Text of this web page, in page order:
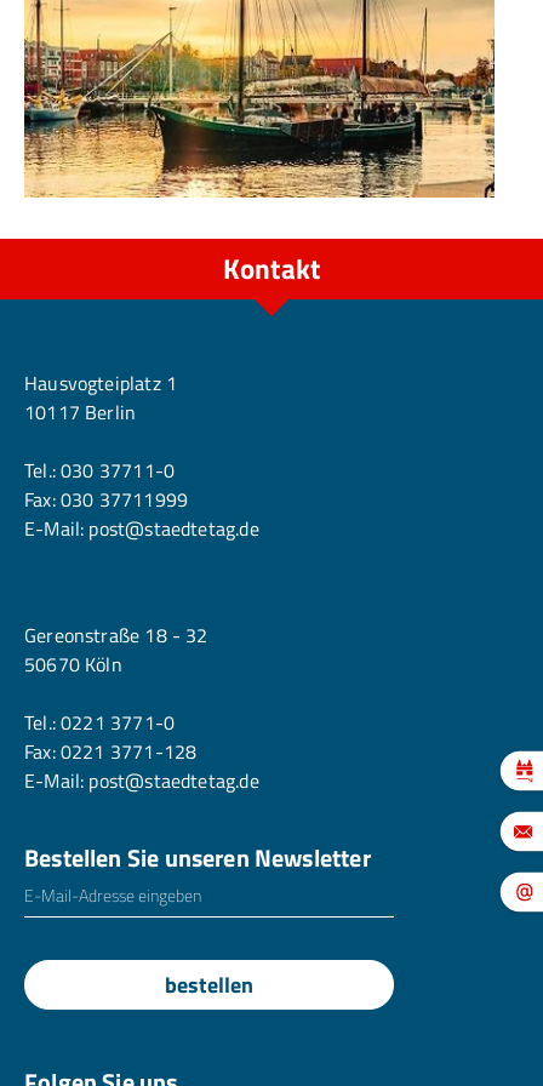
Kontakt
Hausvogteiplatz 1
10117 Berlin
Tel.:030 37711-0
Fax: 030 37711999
E-Mail: post@staedtetag.de
Gereonstraße 18 - 32
50670 Köln
Tel.:0221 3771-0
Fax: 0221 3771-128
E-Mail: post@staedtetag.de
Bestellen Sie unseren Newsletter
E-Mailadresse
bestellen